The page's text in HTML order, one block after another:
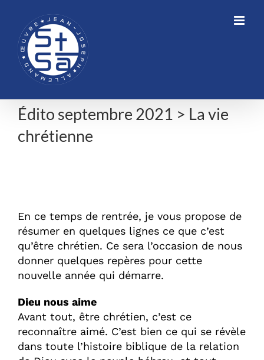
content
Édito septembre 2021 > La vie
chrétienne
En ce temps de rentrée, je vous propose de
résumer en quelques lignes ce que c’est
qu’être chrétien. Ce sera l’occasion de nous
donner quelques repères pour cette
nouvelle année qui démarre.
Dieu nous aime
Avant tout, être chrétien, c’est ce
reconnaître aimé. C’est bien ce qui se révèle
dans toute l’histoire biblique de la relation